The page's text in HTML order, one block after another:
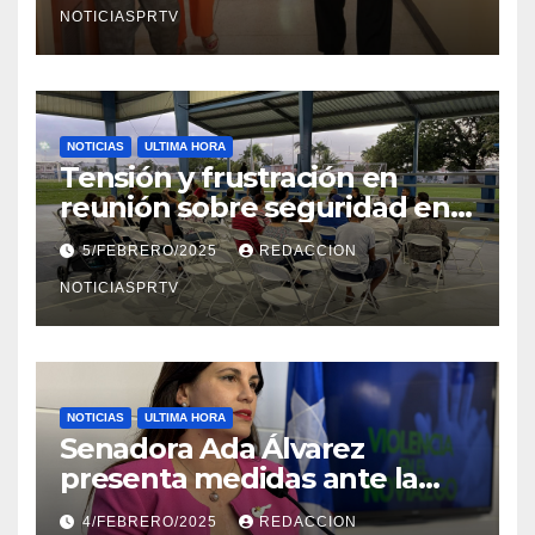
NOTICIASPRTV
NOTICIAS ULTIMA HORA
Tensión y frustración en
reunión sobre seguridad en
Reparto Metropolitano
5/FEBRERO/2025 REDACCION
NOTICIASPRTV
NOTICIAS ULTIMA HORA
Senadora Ada Álvarez
presenta medidas ante la
violencia en el noviazgo
4/FEBRERO/2025 REDACCION